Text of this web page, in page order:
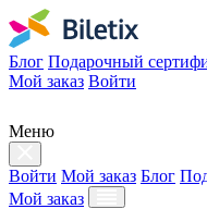
Блог Подарочный
Мой заказ Войти
Меню
Войти Мой заказ Блог
Мой заказ